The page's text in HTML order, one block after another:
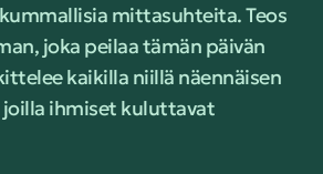
mittasuhteita. Teos
joka peilaa tämän päivän
kaikilla niillä näennäisen
ihmiset kuluttavat